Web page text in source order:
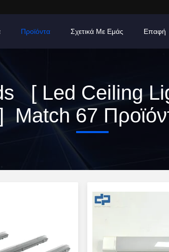
Προϊόντα Σχετικά Με Εμάς Επαφή
[ Led Ceiling
Match 67